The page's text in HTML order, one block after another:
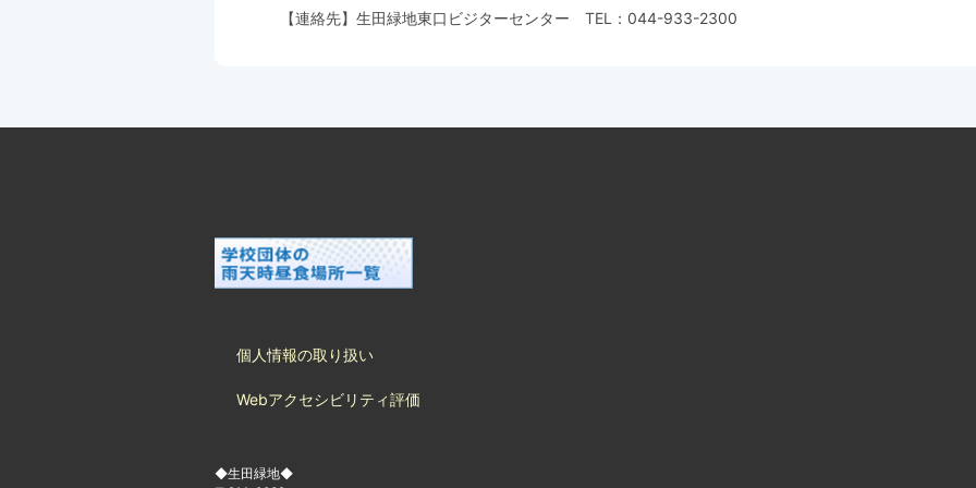
【連絡先】 生田緑地東口ビジターセンター TEL： 044-933-2300
個人情報の取り扱い
Webアクセシビリティ評価
◆生田緑地◆